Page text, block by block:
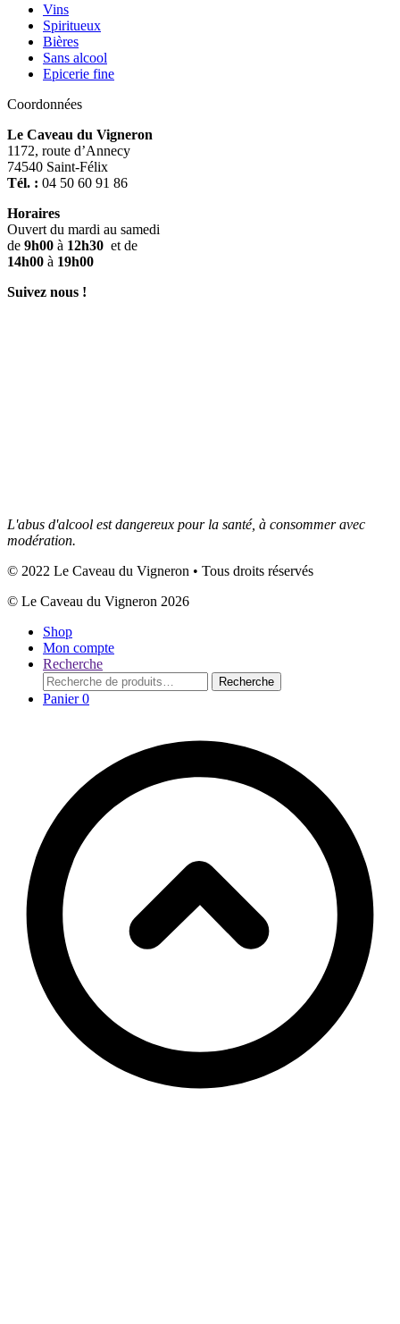
Vins
Spiritueux
Bières
Sans alcool
Epicerie fine
Coordonnées
Le Caveau du Vigneron
1172, route d’Annecy
74540 Saint-Félix
Tél. : 04 50 60 91 86
Horaires
Ouvert du mardi au samedi
de 9h00 à 12h30 et de
14h00 à 19h00
Suivez nous !
L'abus d'alcool est dangereux pour la santé, à consommer avec
modération.
© 2022 Le Caveau du Vigneron • Tous droits réservés
© Le Caveau du Vigneron 2026
Shop
Mon compte
Recherche
Recherche
pour :
Recherche
Panier0